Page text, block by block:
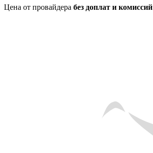
Цена от провайдера без доплат и комиссий